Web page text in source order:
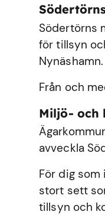
Södertörns
för tillsyn
Nynäshamn.
Från och
Miljö- och
avveckla
För dig
stort sett
tillsyn och